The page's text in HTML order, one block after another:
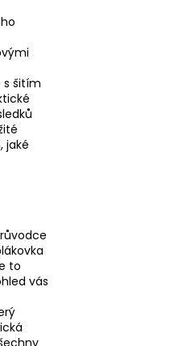
s šitím
jaké
to
vás